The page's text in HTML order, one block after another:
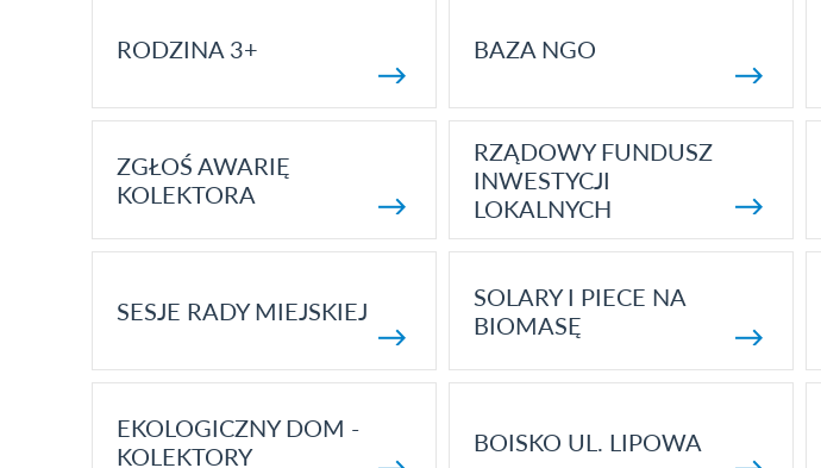
RODZINA 3+ BAZA NGO
ZGŁOŚ AWARIĘ
KOLEKTORA
RZĄDOWY FUNDUSZ
INWESTYCJI
LOKALNYCH
SESJE RADY MIEJSKIEJ
SOLARY I PIECE NA
BIOMASĘ
EKOLOGICZNY DOM -
KOLEKTORY
BOISKO UL. LIPOWA